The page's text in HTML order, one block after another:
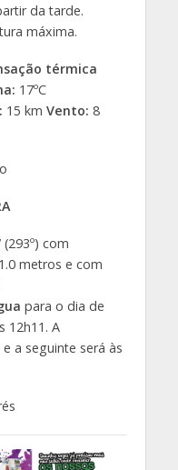
da tarde.
máxima.
térmica
17ºC
15 km Vento: 8
com
metros e com
para o dia de
12h11. A
a seguinte será às